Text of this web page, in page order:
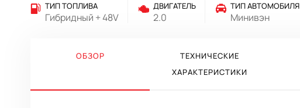
ТИП ТОПЛИВА
Гибридный + 48V
ДВИГАТЕЛЬ
2.0
ТИП АВТОМОБИЛЯ
Минивэн
ОБЗОР
ТЕХНИЧЕСКИЕ
ХАРАКТЕРИСТИКИ